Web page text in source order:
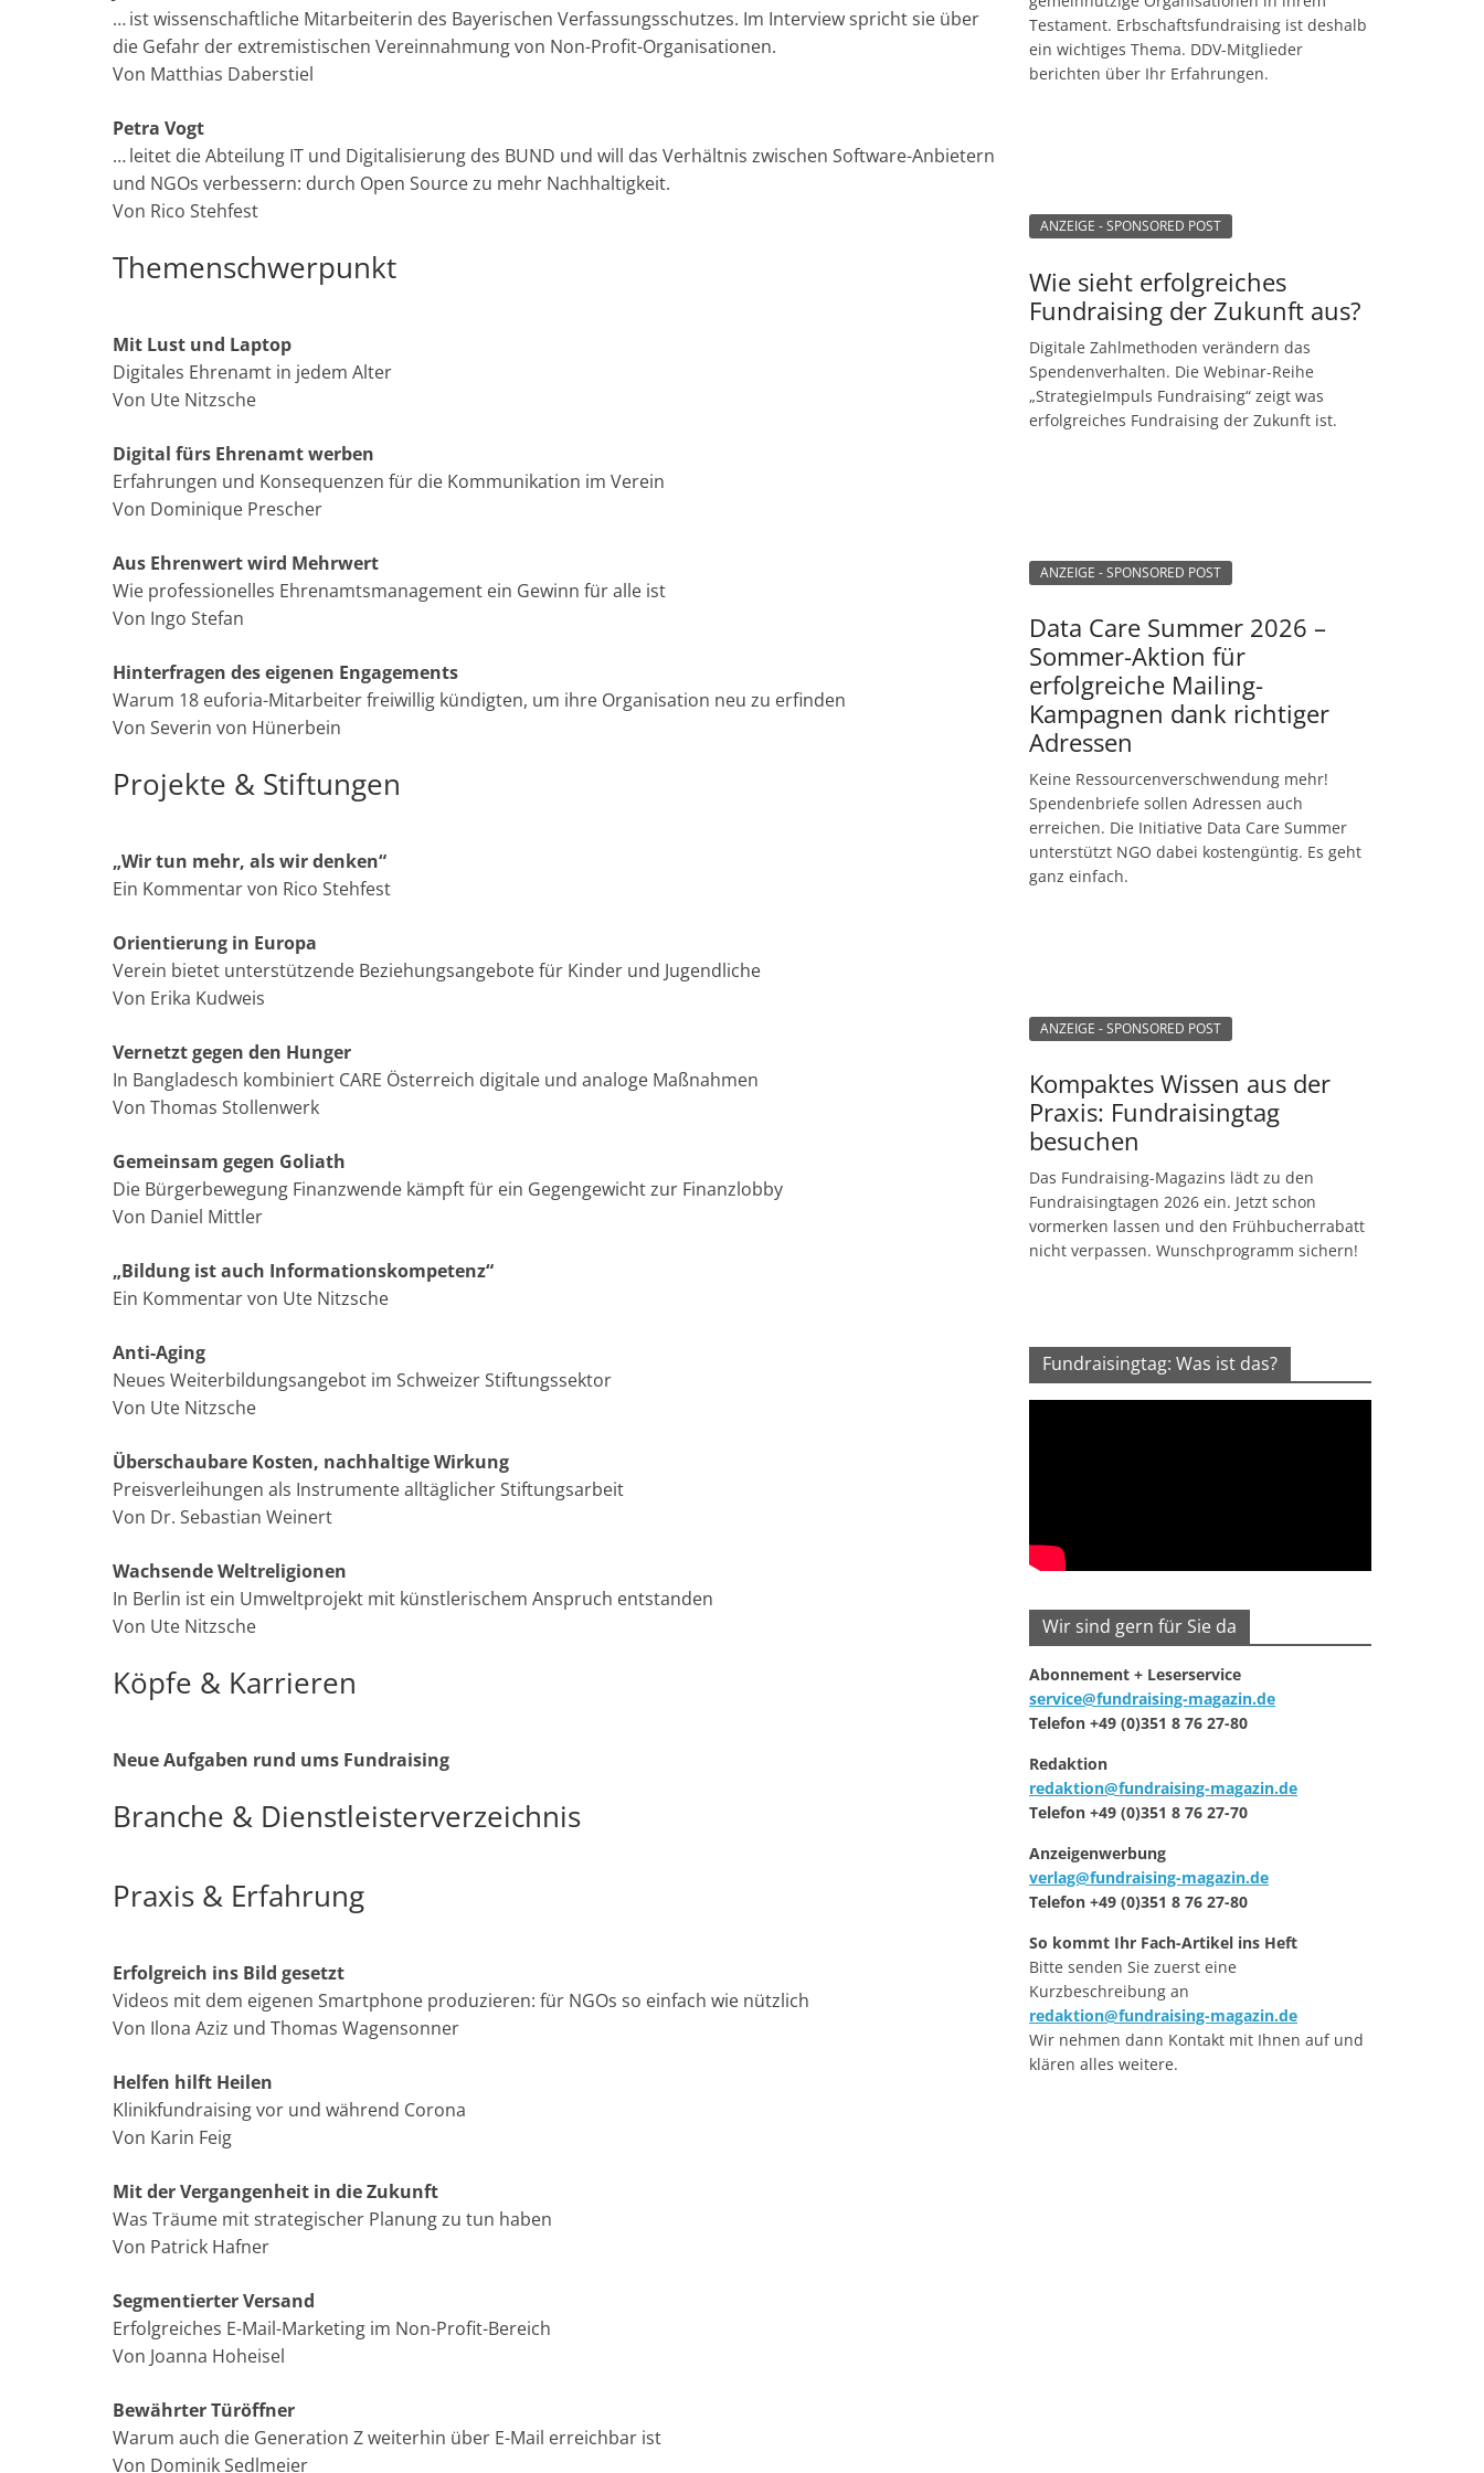
n
|
r
e
u
e
… ist wissenschaftliche Mitarbeiterin des Baye­rischen Verfassungs­schutzes. Im Interview spricht sie über
die Gefahr der extremistischen Vereinnahmung von Non-Profit-Organisationen.
Von Matthias Daberstiel
Petra Vogt
… leitet die Abteilung IT und Digitalisierung des BUND und will das Verhältnis zwischen Software-Anbietern
und NGOs verbessern: durch Open Source zu mehr Nachhaltigkeit.
Von Rico Stehfest
Themenschwerpunkt
Mit Lust und Laptop
Digitales Ehrenamt in jedem Alter
Von Ute Nitzsche
Digital fürs Ehrenamt werben
Erfahrungen und Konsequenzen für die Kommunikation im Verein
Von Dominique Prescher
Aus Ehrenwert wird Mehrwert
Wie professionelles Ehrenamtsmanagement ein Gewinn für alle ist
Von Ingo Stefan
Hinterfragen des eigenen Engagements
Warum 18 euforia-Mitarbeiter freiwillig kündigten, um ihre Organisation neu zu erfinden
Von Severin von Hünerbein
Projekte & Stiftungen
„Wir tun mehr, als wir denken“
Ein Kommentar von Rico Stehfest
Orientierung in Europa
Verein bietet unterstützende Beziehungsangebote für Kinder und Jugendliche
Von Erika Kudweis
Vernetzt gegen den Hunger
In Bangladesch kombiniert CARE Österreich digitale und analoge Maßnahmen
Von Thomas Stollenwerk
Gemeinsam gegen Goliath
Die Bürgerbewegung Finanzwende kämpft für ein Gegengewicht zur Finanzlobby
Von Daniel Mittler
„Bildung ist auch Informationskompetenz“
Ein Kommentar von Ute Nitzsche
Anti-Aging
Neues Weiterbildungsangebot im Schweizer Stiftungssektor
Von Ute Nitzsche
Überschaubare Kosten, nachhaltige Wirkung
Preisverleihungen als Instrumente alltäglicher Stiftungsarbeit
Von Dr. Sebastian Weinert
Wachsende Weltreligionen
In Berlin ist ein Umweltprojekt mit künstlerischem Anspruch entstanden
Von Ute Nitzsche
Köpfe & Karrieren
Neue Aufgaben rund ums Fundraising
Branche & Dienstleisterverzeichnis
Praxis & Erfahrung
Erfolgreich ins Bild gesetzt
Videos mit dem eigenen Smartphone produzieren: für NGOs so einfach wie nützlich
Von Ilona Aziz und Thomas Wagensonner
Helfen hilft Heilen
Klinikfundraising vor und während Corona
Von Karin Feig
Mit der Vergangenheit in die Zukunft
Was Träume mit strategischer Planung zu tun haben
Von Patrick Hafner
Segmentierter Versand
Erfolgreiches E-Mail-Marketing im Non-Profit-Bereich
Von Joanna Hoheisel
Bewährter Türöffner
Warum auch die Generation Z weiterhin über E-Mail erreichbar ist
Von Dominik Sedlmeier
Testament. Erbschaftsfundraising ist deshalb
ein wichtiges Thema. DDV-Mitglieder
berichten über Ihr Erfahrungen.
ANZEIGE - SPONSORED POST
Wie sieht erfolgreiches
Fundraising der Zukunft aus?
Digitale Zahlmethoden verändern das
Spendenverhalten. Die Webinar-Reihe
„StrategieImpuls Fundraising“ zeigt was
erfolgreiches Fundraising der Zukunft ist.
ANZEIGE - SPONSORED POST
Data Care Summer 2026 –
Sommer-Aktion für
erfolgreiche Mailing-
Kampagnen dank richtiger
Adressen
Keine Ressourcenverschwendung mehr!
Spendenbriefe sollen Adressen auch
erreichen. Die Initiative Data Care Summer
unterstützt NGO dabei kostengüntig. Es geht
ganz einfach.
ANZEIGE - SPONSORED POST
Kompaktes Wissen aus der
Praxis: Fundraisingtag
besuchen
Das Fundraising-Magazins lädt zu den
Fundraisingtagen 2026 ein. Jetzt schon
vormerken lassen und den Frühbucherrabatt
nicht verpassen. Wunschprogramm sichern!
Fundraisingtag: Was ist das?
Wir sind gern für Sie da
Abonnement + Leserservice
service@fundraising-magazin.de
Telefon +49 (0)351 8 76 27-80
Redaktion
redaktion@fundraising-magazin.de
Telefon +49 (0)351 8 76 27-70
Anzeigenwerbung
verlag@fundraising-magazin.de
Telefon +49 (0)351 8 76 27-80
So kommt Ihr Fach-Artikel ins Heft
Bitte senden Sie zuerst eine
Kurzbeschreibung an
redaktion@fundraising-magazin.de
Wir nehmen dann Kontakt mit Ihnen auf und
klären alles weitere.